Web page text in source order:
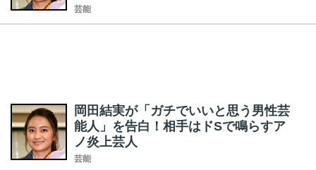
芸能
岡田結実が「ガチでいいと思う男性芸
能人」を告白！相手はドSで鳴らすア
ノ炎上芸人
芸能